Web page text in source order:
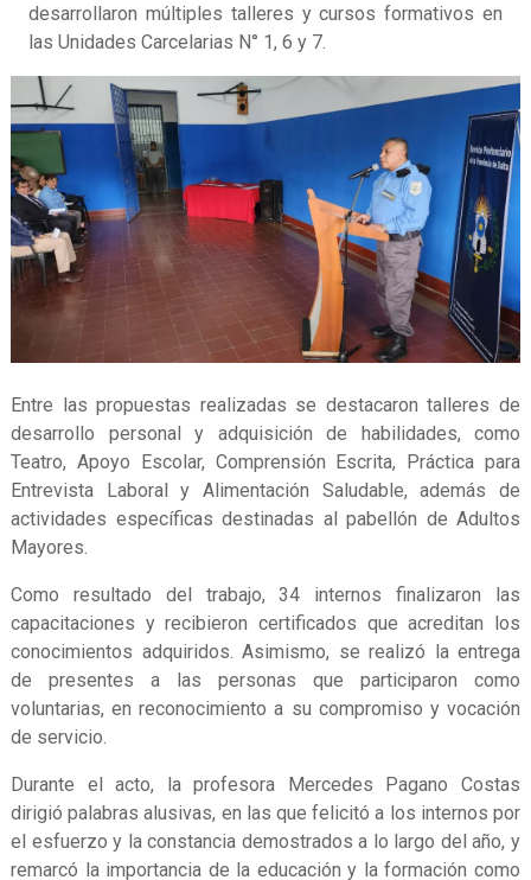
desarrollaron múltiples talleres y cursos formativos en
las Unidades Carcelarias N° 1, 6 y 7.
Entre las propuestas realizadas se destacaron talleres de
desarrollo personal y adquisición de habilidades, como
Teatro, Apoyo Escolar, Comprensión Escrita, Práctica para
Entrevista Laboral y Alimentación Saludable, además de
actividades específicas destinadas al pabellón de Adultos
Mayores.
Como resultado del trabajo, 34 internos finalizaron las
capacitaciones y recibieron certificados que acreditan los
conocimientos adquiridos. Asimismo, se realizó la entrega
de presentes a las personas que participaron como
voluntarias, en reconocimiento a su compromiso y vocación
de servicio.
Durante el acto, la profesora Mercedes Pagano Costas
dirigió palabras alusivas, en las que felicitó a los internos por
el esfuerzo y la constancia demostrados a lo largo del año, y
remarcó la importancia de la educación y la formación como